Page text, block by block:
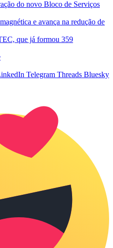
do novo Bloco de Serviços
e avança na redução de
que já formou 359
Telegram Threads Bluesky